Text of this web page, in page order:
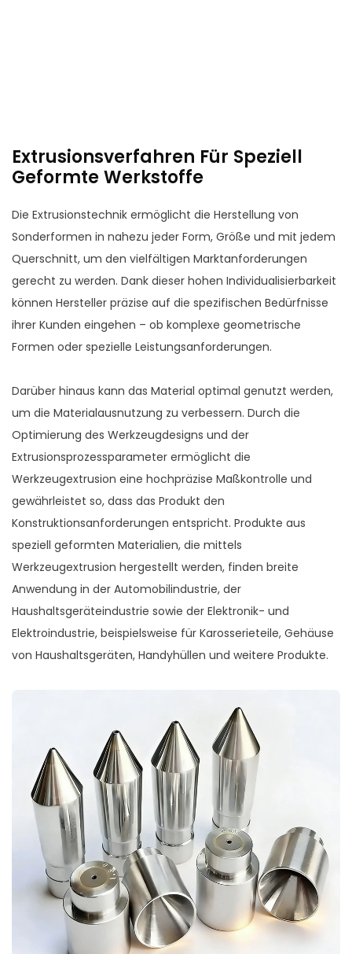
Extrusionsverfahren Für Speziell
Geformte Werkstoffe
Die Extrusionstechnik ermöglicht die Herstellung von
Sonderformen in nahezu jeder Form, Größe und mit jedem
Querschnitt, um den vielfältigen Marktanforderungen
gerecht zu werden. Dank dieser hohen Individualisierbarkeit
können Hersteller präzise auf die spezifischen Bedürfnisse
ihrer Kunden eingehen – ob komplexe geometrische
Formen oder spezielle Leistungsanforderungen.
Darüber hinaus kann das Material optimal genutzt werden,
um die Materialausnutzung zu verbessern. Durch die
Optimierung des Werkzeugdesigns und der
Extrusionsprozessparameter ermöglicht die
Werkzeugextrusion eine hochpräzise Maßkontrolle und
gewährleistet so, dass das Produkt den
Konstruktionsanforderungen entspricht. Produkte aus
speziell geformten Materialien, die mittels
Werkzeugextrusion hergestellt werden, finden breite
Anwendung in der Automobilindustrie, der
Haushaltsgeräteindustrie sowie der Elektronik- und
Elektroindustrie, beispielsweise für Karosserieteile, Gehäuse
von Haushaltsgeräten, Handyhüllen und weitere Produkte.